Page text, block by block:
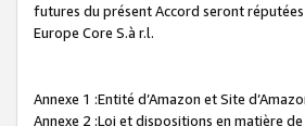
futures du présent Accord seront réputées
Europe Core S.à r.l.
Annexe 1 :Entité d’Amazon et Site
Annexe 2 :Loi et dispositions en matière